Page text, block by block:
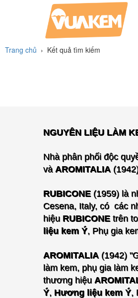
Trang chủ › Kết quả tìm kiếm
NGUYÊN LIỆU LÀM
Nhà phân phối độc
và AROMITALIA
RUBICONE(1959) là
Cesena, Italy, có các
hiệu RUBICONEtrên
liệu kem Ý, Phụ gia
AROMITALIA (1942)
làm kem, phụ gia làm
thương hiệu
Ý, Hương liệu kem Ý,